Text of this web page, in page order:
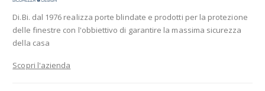
Di.Bi. dal 1976 realizza porte blindate e prodotti per la protezione
delle finestre con l'obbiettivo di garantire la massima sicurezza
della casa
Scopri l'azienda